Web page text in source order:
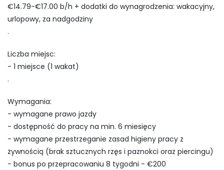
€14.79-€17.00 b/h + dodatki do wynagrodzenia: wakacyjny,
urlopowy, za nadgodziny
.
Liczba miejsc:
- 1 miejsce (1 wakat)
.
Wymagania:
- wymagane prawo jazdy
- dostępność do pracy na min. 6 miesięcy
- wymagane przestrzeganie zasad higieny pracy z
żywnością (brak sztucznych rzęs i paznokci oraz piercingu)
- bonus po przepracowaniu 8 tygodni - €200